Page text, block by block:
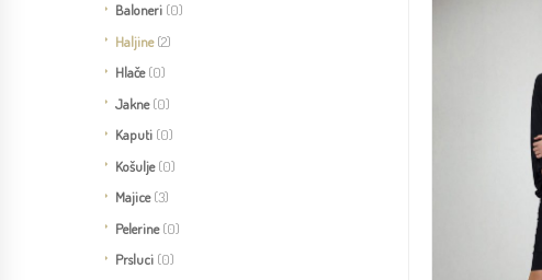
Baloneri (0)
Haljine (2)
Hlače (0)
Jakne (0)
Kaputi (0)
Košulje (0)
Majice (3)
Pelerine (0)
Prsluci (0)